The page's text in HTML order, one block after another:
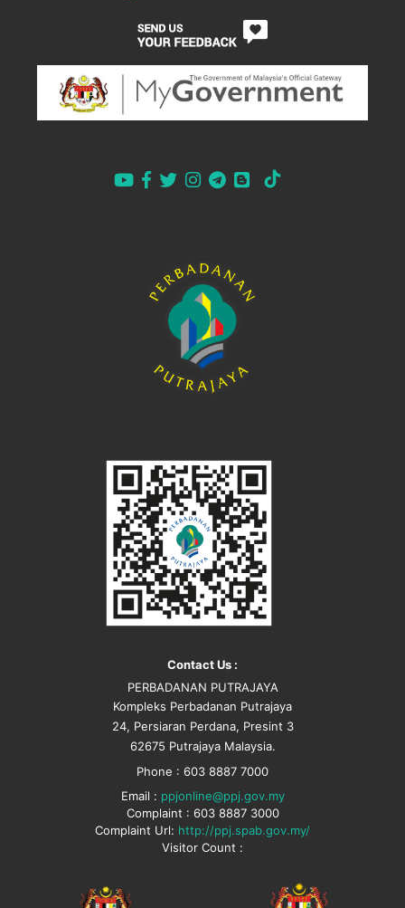
Contact Us :
PERBADANAN PUTRAJAYA
Kompleks Perbadanan Putrajaya
24, Persiaran Perdana, Presint 3
62675 Putrajaya Malaysia.
Phone : 603 8887 7000
Email : ppjonline@ppj.gov.my
Complaint : 603 8887 3000
Complaint Url: http://ppj.spab.gov.my/
Visitor Count :